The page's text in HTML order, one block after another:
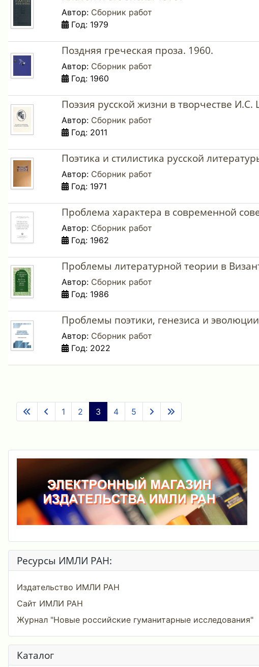
Автор: Сборник работ
Год: 1979
Поздняя греческая проза. 1960.
Автор: Сборник работ
Год: 1960
Поэзия русской жизни в творчестве
Автор: Сборник работ
Год: 2011
Поэтика и стилистика русской
Автор: Сборник работ
Год: 1971
Проблема характера в современной
Автор: Сборник работ
Год: 1962
Проблемы литературной теории в
Автор: Сборник работ
Год: 1986
Проблемы поэтики, генезиса и
Автор: Сборник работ
Год: 2022
1 2 3 4 5
Ресурсы ИМЛИ РАН:
Издательство ИМЛИ РАН
Сайт ИМЛИ РАН
Журнал "Новые российские гуманитарные исследования"
Каталог